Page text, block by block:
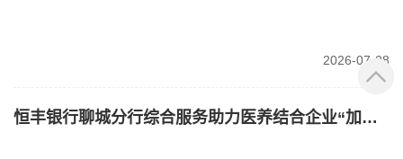
2026-07-28
恒丰银行聊城分行综合服务助力医养结合企业“加速跑”